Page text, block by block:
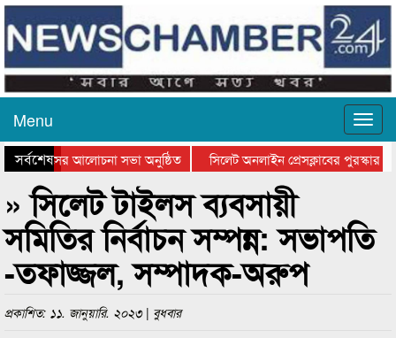
Menu
সর্বশেষ
দিবসের আলোচনা সভা অনুষ্ঠিত
সিলেট অনলাইন প্রেসক্লাবের পুরস্কার
আলোচনা সভা ও সম্মাননা প্রদান
কানাইঘাটের কিশোর আহাদের খুনি
» সিলেট টাইলস ব্যবসায়ী
সমিতির নির্বাচন সম্পন্ন: সভাপতি
-তফাজ্জল, সম্পাদক-অরুপ
প্রকাশিত: ১১. জানুয়ারি. ২০২৩ | বুধবার